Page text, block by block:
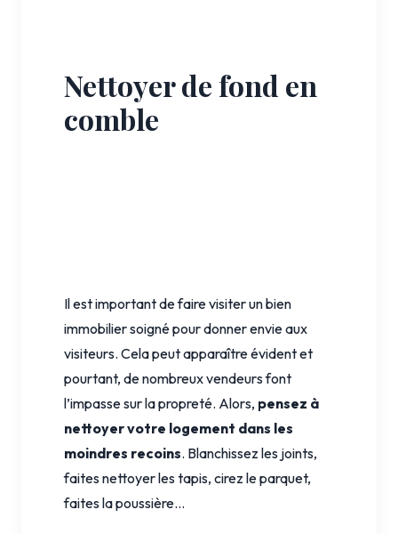
Nettoyer de fond en
comble
Il est important de faire visiter un bien
immobilier soigné pour donner envie aux
visiteurs. Cela peut apparaître évident et
pourtant, de nombreux vendeurs font
l’impasse sur la propreté. Alors, pensez à
nettoyer votre logement dans les
moindres recoins. Blanchissez les joints,
faites nettoyer les tapis, cirez le parquet,
faites la poussière…